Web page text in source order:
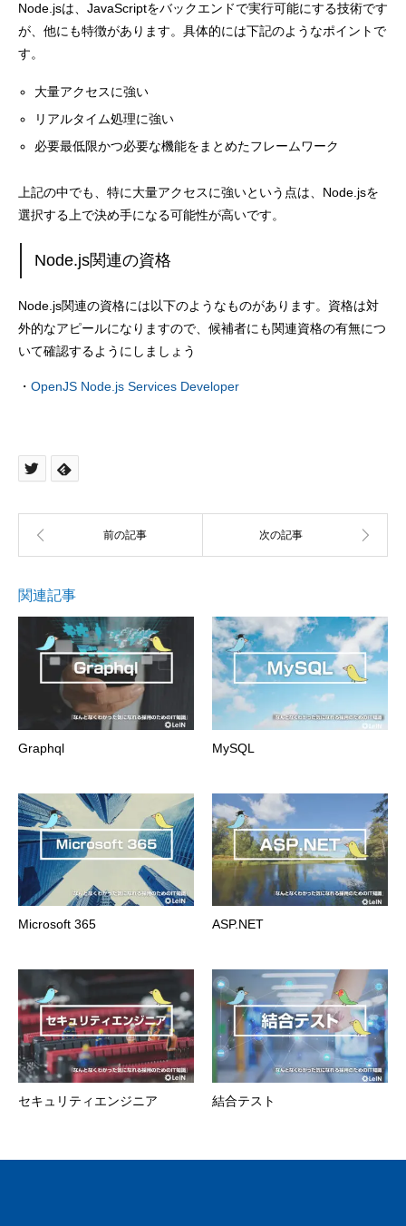
Node.jsは、JavaScriptをバックエンドで実行可能にする技術です
が、他にも特徴があります。具体的には下記のようなポイントで
す。
大量アクセスに強い
リアルタイム処理に強い
必要最低限かつ必要な機能をまとめたフレームワーク
上記の中でも、特に大量アクセスに強いという点は、Node.jsを
選択する上で決め手になる可能性が高いです。
Node.js関連の資格
Node.js関連の資格には以下のようなものがあります。資格は対
外的なアピールになりますので、候補者にも関連資格の有無につ
いて確認するようにしましょう
・ OpenJS Node.js Services Developer
関連記事
Graphql MySQL
Microsoft 365 ASP.NET
セキュリティエンジニア 結合テスト